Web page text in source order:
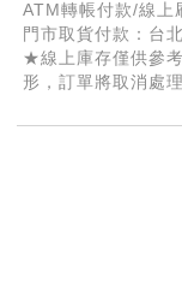
ATM轉帳付款/線上
門市取貨付款：台
★線上庫存僅供參
形，訂單將取消處